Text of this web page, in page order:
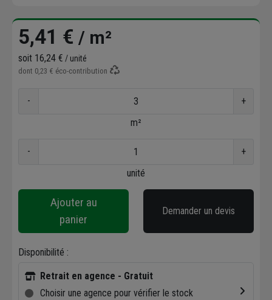
5,41 € / m²
soit 16,24 € / unité
dont 0,23 € éco-contribution
-
+
m²
-
+
unité
Ajouter au
panier
Demander un devis
Disponibilité :
Retrait en agence - Gratuit
Choisir une agence pour vérifier le stock